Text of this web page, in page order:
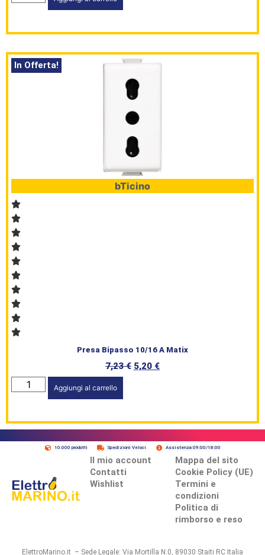
In Offerta!
bTicino
Presa Bipasso 10/16 A Matix
7,23€ 5,20 €
Aggiungi al carrello
10.000 prodotti Spedizioni Veloci Assistenza 09:00/18:00
Il mio account
Contatti
Wishlist
Mappa del sito
Cookie Policy (UE)
Termini e
condizioni
Politica di
rimborso e reso
ElettroMarino.it – Sede Legale: Via Mortilla N.0, 89030 Staiti RC Italia